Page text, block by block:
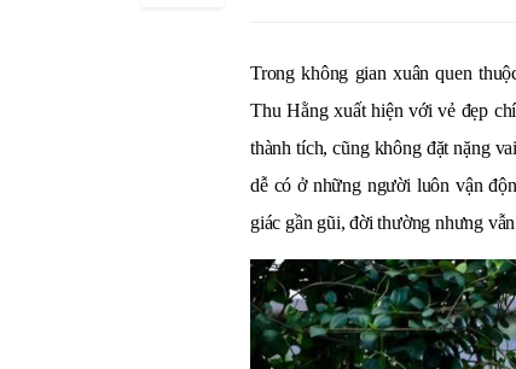
Trong không gian xuân quen
Thu Hằng xuất hiện với vẻ đẹp
thành tích, cũng không đặt nặng
dễ có ở những người luôn vận
giác gần gũi, đời thường nhưng